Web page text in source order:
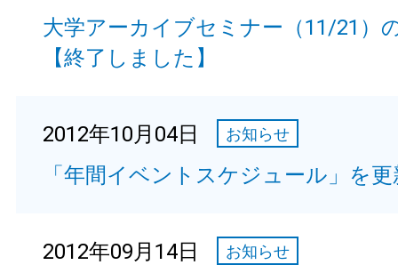
大学アーカイブセミナー（11/21）
【終了しました】
2012年10月04日 お知らせ
「年間イベントスケジュール」を
2012年09月14日 お知らせ